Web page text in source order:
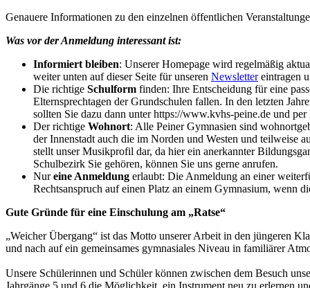
Genauere Informationen zu den einzelnen öffentlichen
Was vor der Anmeldung interessant ist:
Informiert bleiben: Unserer Homepage wird regelmäßig
weiter unten auf dieser Seite für unseren Newslettereintragen
Die richtige Schulform finden: Ihre Entscheidung für eine
Elternsprechtagen der Grundschulen fallen. In den letzten
sollten Sie dazu dann unter https://www.kvhs-peine.de und
Der richtige Wohnort: Alle Peiner Gymnasien sind
der Innenstadt auch die im Norden und Westen und teilweise
stellt unser Musikprofil dar, da hier ein anerkannter
Schulbezirk Sie gehören, können Sie uns gerne anrufen.
Nureine Anmeldung erlaubt: Die Anmeldung an einer
Rechtsanspruch auf einen Platz an einem Gymnasium, wenn
Gute Gründe für eine Einschulung am „Ratse“
„Weicher Übergang“ ist das Motto unserer Arbeit in den jüngeren
und nach auf ein gemeinsames gymnasiales Niveau in familiärer
Unsere Schülerinnen und Schüler können zwischen dem Besuch
Jahrgänge 5 und 6 die Möglichkeit, ein Instrument neu zu erlernen